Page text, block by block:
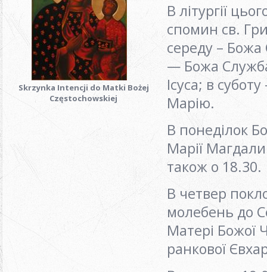
Skrzynka Intencji do Matki Bożej
Częstochowskiej
В літургії
спомин св.
середу –
— Божа
Ісуса; в
Марію.
В понеділок
Марії
також о 18.30.
В четвер
молебень до
Матері Божої
ранкової